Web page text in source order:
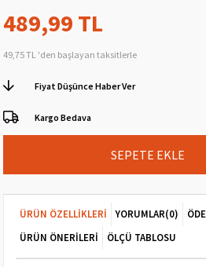
489,99 TL
49,75 TL 'den başlayan taksitlerle
Fiyat Düşünce Haber Ver
Kargo Bedava
ÜRÜN ÖZELLIKLERI YORUMLAR(0)
ÜRÜN ÖNERILERI
ÖLÇÜ TABLOSU